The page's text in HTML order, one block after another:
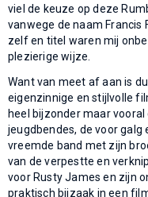
viel de keuze op deze
vanwege de naam Francis
zelf en titel waren mij
plezierige wijze.
Want van meet af aan is
eigenzinnige en stijlvolle
heel bijzonder maar
jeugdbendes, de voor galg
vreemde band met zijn
van de verpestte en
voor Rusty James en zijn
praktisch bijzaak in een